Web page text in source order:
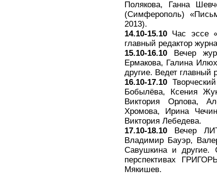
Полякова, Ганна
(Симферополь)
2013).
14.10-15.10 Час эссе
главный редактор
15.10-16.10 Вечер
Ермакова, Галина
другие. Ведет главный
16.10-17.10
Бобылёва, Ксения
Виктория Орлова,
Хромова, Ирина
Виктория Лебедева.
17.10-18.10
Вечер
Владимир Бауэр,
Савушкина и другие.
перспективах
Мякишев.